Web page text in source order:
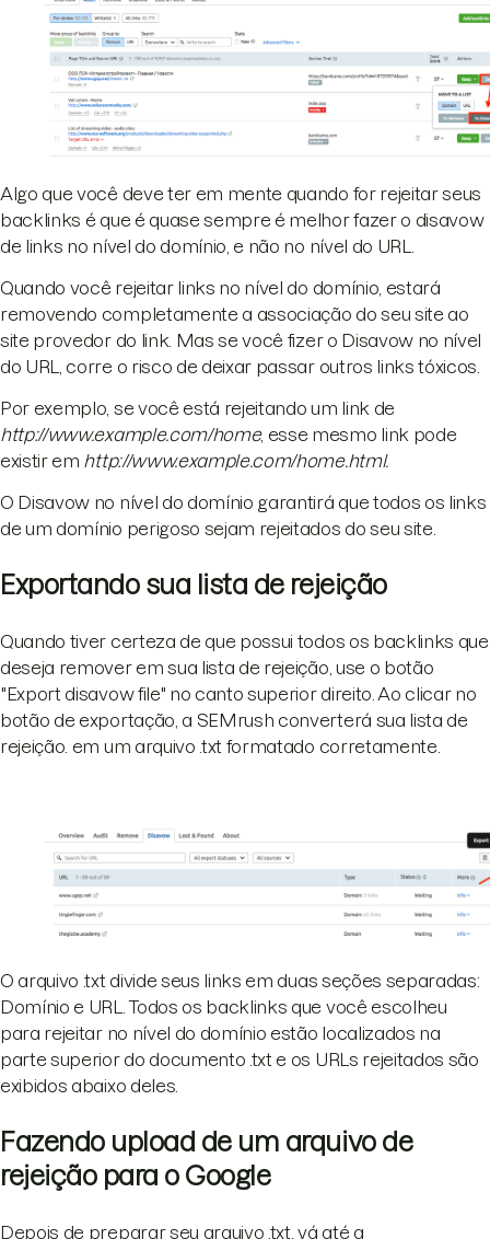
Algo que você deve ter em mente quando for rejeitar seus
backlinks é que é quase sempre é melhor fazer o disavow
de links no nível do domínio, e não no nível do URL.
Quando você rejeitar links no nível do domínio, estará
removendo completamente a associação do seu site ao
site provedor do link. Mas se você fizer o Disavow no nível
do URL, corre o risco de deixar passar outros links tóxicos.
Por exemplo, se você está rejeitando um link de
http://www.example.com/home, esse mesmo link pode
existir em http://www.example.com/home.html.
O Disavow no nível do domínio garantirá que todos os links
de um domínio perigoso sejam rejeitados do seu site.
Exportando sua lista de rejeição
Quando tiver certeza de que possui todos os backlinks que
deseja remover em sua lista de rejeição, use o botão
"Export disavow file" no canto superior direito. Ao clicar no
botão de exportação, a SEMrush converterá sua lista de
rejeição. em um arquivo .txt formatado corretamente.
O arquivo .txt divide seus links em duas seções separadas:
Domínio e URL. Todos os backlinks que você escolheu
para rejeitar no nível do domínio estão localizados na
parte superior do documento .txt e os URLs rejeitados são
exibidos abaixo deles.
Fazendo upload de um arquivo de
rejeição para o Google
Depois de preparar seu arquivo .txt, vá até a